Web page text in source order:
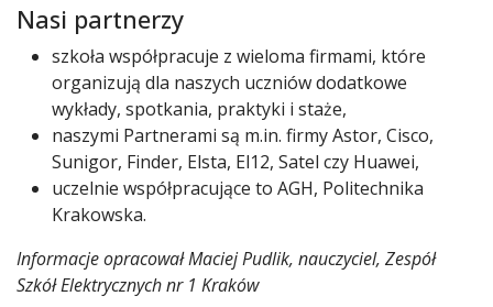
Nasi partnerzy
szkoła współpracuje z wieloma firmami, które
organizują dla naszych uczniów dodatkowe
wykłady, spotkania, praktyki i staże,
naszymi Partnerami są m.in. firmy Astor, Cisco,
Sunigor, Finder, Elsta, El12, Satel czy Huawei,
uczelnie współpracujące to AGH, Politechnika
Krakowska.
Informacje opracował Maciej Pudlik, nauczyciel, Zespół
Szkół Elektrycznych nr 1 Kraków